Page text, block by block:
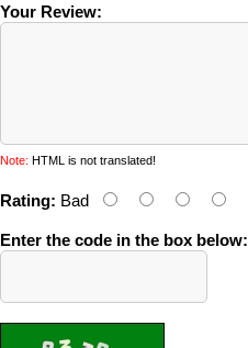
Your Review:
Note: HTML is not translated!
Rating: Bad
Enter the code in the box below: